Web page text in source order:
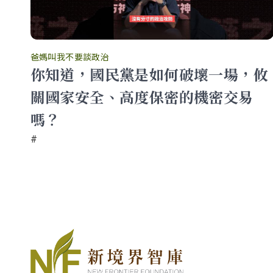
爸媽叫我不要談政治
你知道，國民黨是如何破壞一場，攸
關國家安全、高度保密的機密交易
嗎？
#